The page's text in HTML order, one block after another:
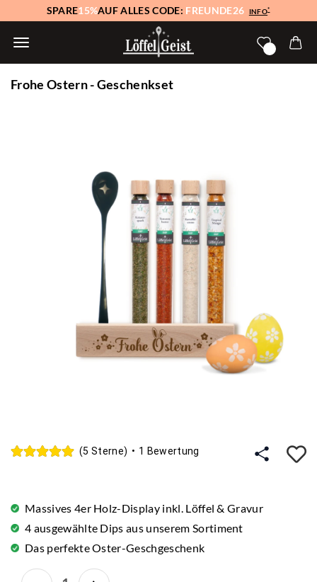
SPARE15%AUF ALLES CODE: FREUNDE26 INFO*
Frohe Ostern - Geschenkset
(5 Sterne) • 1 Bewertung
Massives 4er Holz-Display inkl. Löffel & Gravur
4 ausgewählte Dips aus unserem Sortiment
Das perfekte Oster-Geschgeschenk